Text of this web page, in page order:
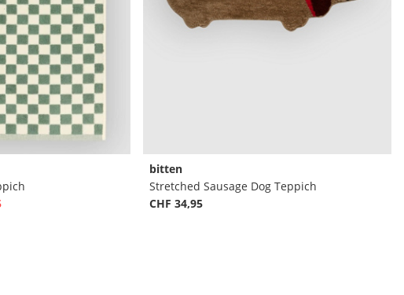
bitten
Stretched Sausage Dog Teppich
CHF 34,95